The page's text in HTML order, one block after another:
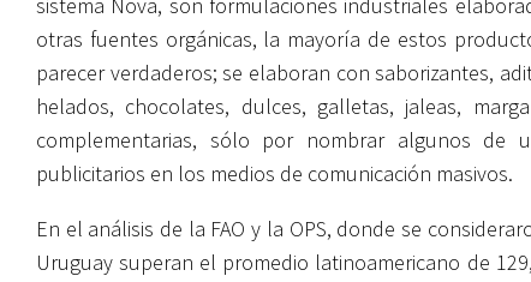
otras fuentes orgánicas, la mayoría de estos
parecer verdaderos; se elaboran con saborizantes,
helados, chocolates, dulces, galletas, jaleas,
complementarias, sólo por nombrar algunos de
publicitarios en los medios de comunicación masivos.
En el análisis de la FAO y la OPS, donde se
Uruguay superan el promedio latinoamericano de